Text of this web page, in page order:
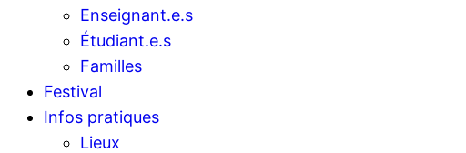
Enseignant.e.s
Étudiant.e.s
Familles
Festival
Infos pratiques
Lieux